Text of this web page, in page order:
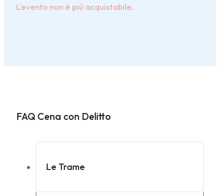
L'evento non è più acquistabile.
FAQ Cena con Delitto
Le Trame